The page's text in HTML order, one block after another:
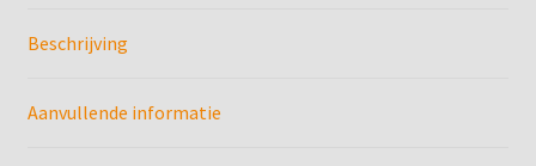
Profiel Slijpen IJshockeyschaatsen Goalie
Beschrijving
Aanvullende informatie